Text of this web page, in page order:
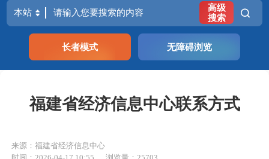
高级
搜索
长者模式 无障碍浏览
福建省经济信息中心联系方式
来源：福建省经济信息中心